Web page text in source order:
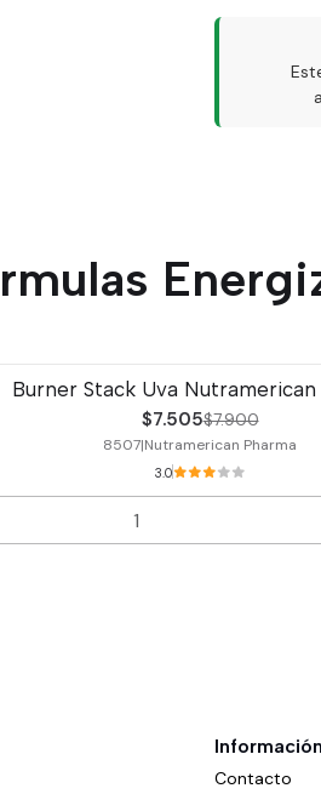
Burner Stack Uva Nutramerican
$7.505$7.900
8507|Nutramerican Pharma
3.0
Información
Contacto